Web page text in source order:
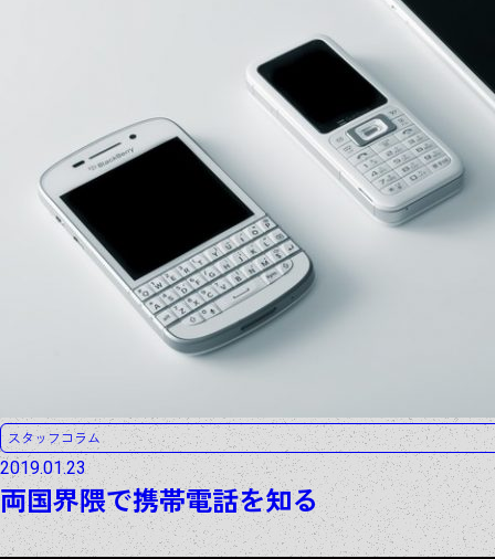
スタッフコラム
2019.01.23
両国界隈で携帯電話を知る